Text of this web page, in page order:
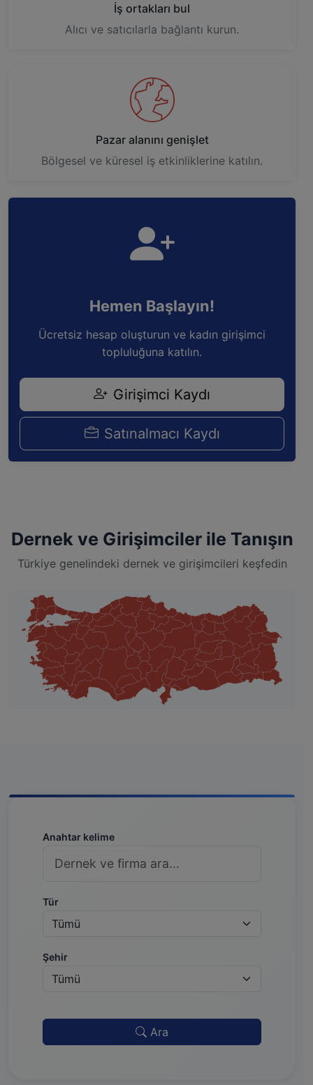
İş ortakları bul
Alıcı ve satıcılarla bağlantı kurun.
Pazar alanını genişlet
Bölgesel ve küresel iş etkinliklerine katılın.
Hemen Başlayın!
Ücretsiz hesap oluşturun ve kadın girişimci
topluluğuna katılın.
Girişimci Kaydı
Satınalmacı Kaydı
Dernek ve Girişimciler ile Tanışın
Türkiye genelindeki dernek ve girişimcileri keşfedin
Anahtar kelime
Tür
Şehir
Ara